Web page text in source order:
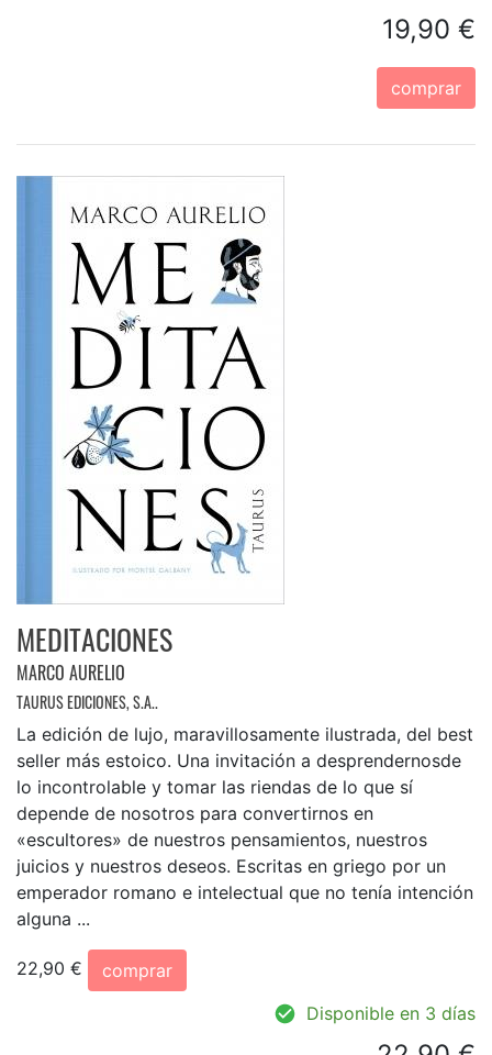
19,90 €
comprar
MEDITACIONES
MARCO AURELIO
TAURUS EDICIONES, S.A..
La edición de lujo, maravillosamente ilustrada, del best
seller más estoico. Una invitación a desprendernosde
lo incontrolable y tomar las riendas de lo que sí
depende de nosotros para convertirnos en
«escultores» de nuestros pensamientos, nuestros
juicios y nuestros deseos. Escritas en griego por un
emperador romano e intelectual que no tenía intención
alguna ...
22,90 €
comprar
Disponible en 3 días